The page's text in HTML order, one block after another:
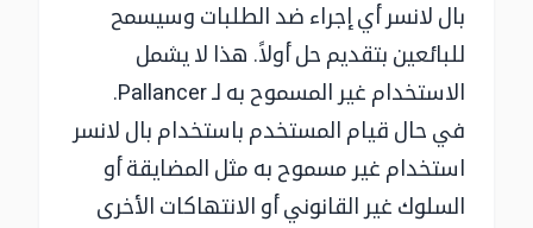
بال لانسر أي إجراء ضد الطلبات وسيسمح
للبائعين بتقديم حل أولاً. هذا لا يشمل
الاستخدام غير المسموح به لـ Pallancer.
في حال قيام المستخدم باستخدام بال لانسر
استخدام غير مسموح به مثل المضايقة أو
السلوك غير القانوني أو الانتهاكات الأخرى